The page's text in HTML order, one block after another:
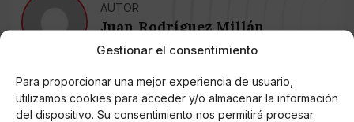
Gestionar el consentimiento
Para proporcionar una mejor experiencia de usuario,
utilizamos cookies para acceder y/o almacenar la información
del dispositivo. Su consentimiento nos permitirá procesar
AUTOR
Juan Rodríguez Millán
Noticias relacionadas